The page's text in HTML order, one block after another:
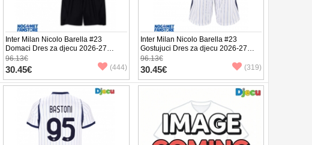
Inter Milan Nicolo Barella #23
Domaci Dres za djecu 2026-27
Kratak Rukav (+ Kratke hlače)
96.13€
30.45€ (444)
Inter Milan Nicolo Barella #23
Gostujuci Dres za djecu 2026-27
Kratak Rukav (+ Kratke hlače)
96.13€
30.45€ (319)